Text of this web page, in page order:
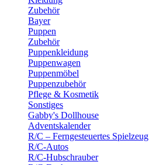
Zubehör
Bayer
Puppen
Zubehör
Puppenkleidung
Puppenwagen
Puppenmöbel
Puppenzubehör
Pflege & Kosmetik
Sonstiges
Gabby's Dollhouse
Adventskalender
R/C – Ferngesteuertes Spielzeug
R/C-Autos
R/C-Hubschrauber